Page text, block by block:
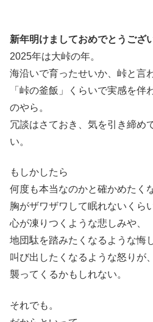
新年明けましておめでとうござ
2025年は大峠の年。
海沿いで育ったせいか、峠と言
「峠の釜飯」くらいで実感を伴
のやら。
冗談はさておき、気を引き締め
い。
もしかしたら
何度も本当なのかと確かめたく
胸がザワザワして眠れないくら
心が凍りつくような悲しみや、
地団駄を踏みたくなるような悔
叫び出したくなるような怒りが、
襲ってくるかもしれない。
それでも。